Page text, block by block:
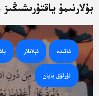
بۇلارنىمۇ
ئەقىدە ئېلانلار
نۇرلۇق بايان